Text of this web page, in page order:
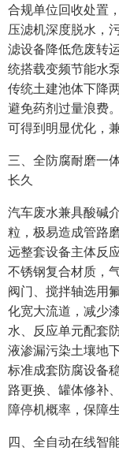
合规单位回收处置
压滤机深度脱水，
滤设备降低危废转
统搭载变频节能水
传统土建池体下降
避免药剂过量浪费
可得到明显优化，
三、全防腐耐磨一
长久
汽车废水兼具酸碱
粒，极易造成管路
远整套设备主体反
不锈钢复合材质，
阀门、搅拌轴选用
化宽大流道，减少
水、反应单元配套
液渗漏污染土壤地
标准成套防腐设备
路更换、罐体修补
障停机概率，保障
四、全自动在线智